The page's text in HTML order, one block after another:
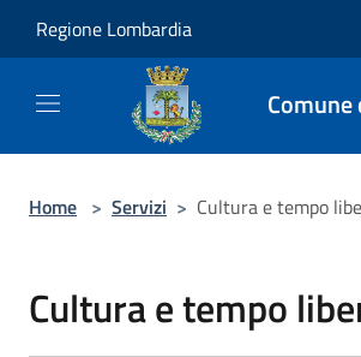
Regione Lombardia
Comune
Home > Servizi > Cultura e tempo
Cultura e tempo